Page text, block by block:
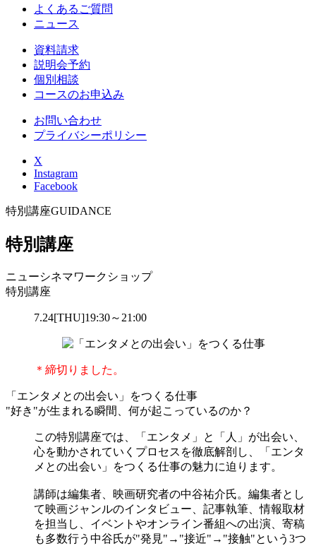
よくあるご質問
ニュース
資料請求
説明会予約
個別相談
コースのお申込み
お問い合わせ
プライバシーポリシー
X
Instagram
Facebook
特別講座GUIDANCE
特別講座
ニューシネマワークショップ
特別講座
7.24[THU]19:30～21:00
＊締切りました。
「エンタメとの出会い」をつくる仕事
"好き"が生まれる瞬間、何が起こっているのか？
この特別講座では、「エンタメ」と「人」が出会い、
心を動かされていくプロセスを徹底解剖し、「エンタ
メとの出会い」をつくる仕事の魅力に迫ります。
講師は編集者、映画研究者の中谷祐介氏。編集者とし
て映画ジャンルのインタビュー、記事執筆、情報取材
を担当し、イベントやオンライン番組への出演、寄稿
も多数行う中谷氏が"発見"→"接近"→"接触"という3つ